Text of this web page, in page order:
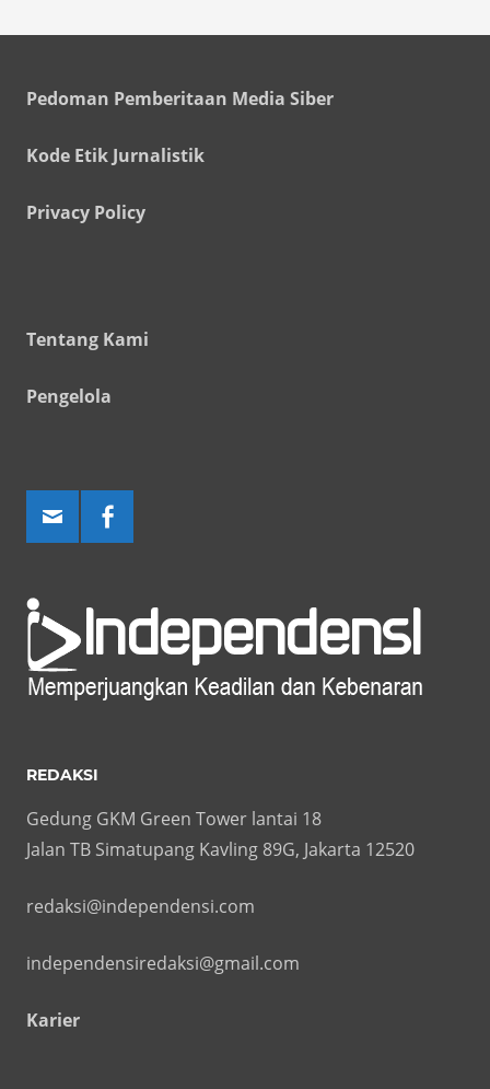
Pedoman Pemberitaan Media Siber
Kode Etik Jurnalistik
Privacy Policy
Tentang Kami
Pengelola
REDAKSI
Gedung GKM Green Tower lantai 18
Jalan TB Simatupang Kavling 89G, Jakarta 12520
redaksi@independensi.com
independensiredaksi@gmail.com
Karier